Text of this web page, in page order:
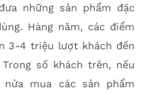
những sản phẩm đặc
Hàng năm, các điểm
3-4 triệu lượt khách đến
số khách trên, nếu
mua các sản phẩm